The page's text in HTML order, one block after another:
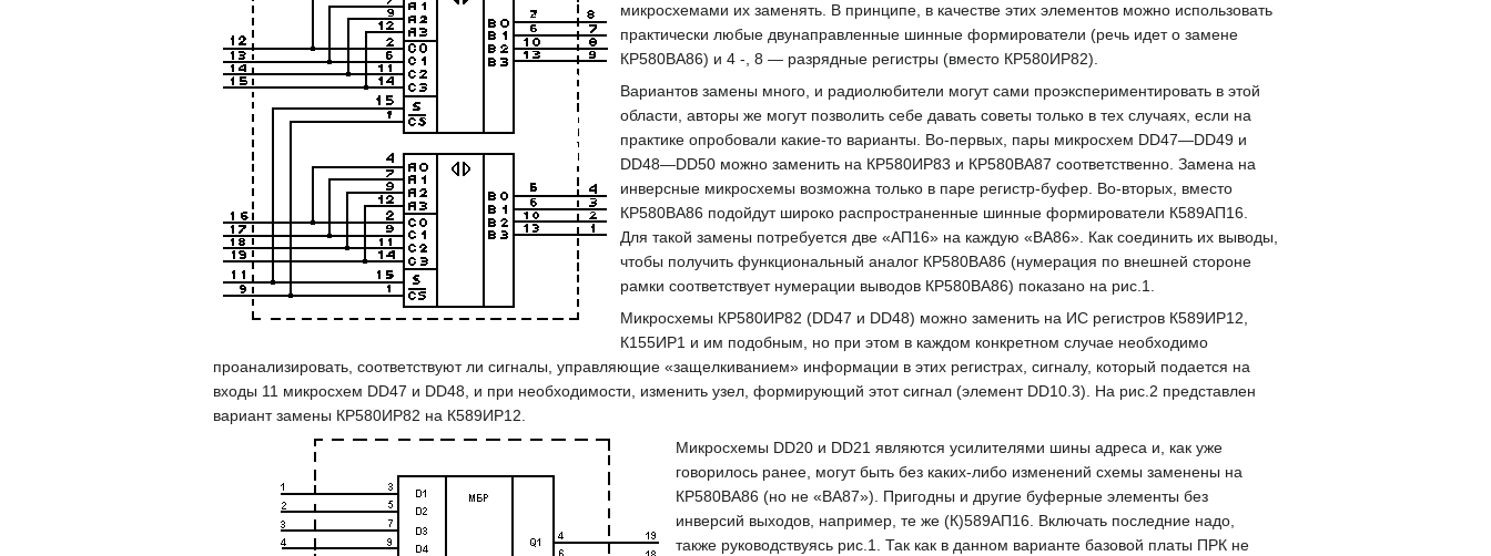
микросхемами их заменять. В принципе, в качестве этих элементов можно использовать
практически любые двунаправленные шинные формирователи (речь идет о замене
КР580ВА86) и 4 -, 8 — разрядные регистры (вместо КР580ИР82).
Вариантов замены много, и радиолюбители могут сами проэкспериментировать в этой
области, авторы же могут позволить себе давать советы только в тех случаях, если на
практике опробовали какие-то варианты. Во-первых, пары микросхем DD47—DD49 и
DD48—DD50 можно заменить на КР580ИР83 и КР580ВА87 соответственно. Замена на
инверсные микросхемы возможна только в паре регистр-буфер. Во-вторых, вместо
КР580ВА86 подойдут широко распространенные шинные формирователи К589АП16.
Для такой замены потребуется две «АП16» на каждую «ВА86». Как соединить их выводы,
чтобы получить функциональный аналог КР580ВА86 (нумерация по внешней стороне
рамки соответствует нумерации выводов КР580ВА86) показано на рис.1.
Микросхемы КР580ИР82 (DD47 и DD48) можно заменить на ИС регистров К589ИР12,
К155ИР1 и им подобным, но при этом в каждом конкретном случае необходимо
проанализировать, соответствуют ли сигналы, управляющие «защелкиванием» информации в этих регистрах, сигналу, который подается на
входы 11 микросхем DD47 и DD48, и при необходимости, изменить узел, формирующий этот сигнал (элемент DD10.3). На рис.2 представлен
вариант замены КР580ИР82 на К589ИР12.
Микросхемы DD20 и DD21 являются усилителями шины адреса и, как уже
говорилось ранее, могут быть без каких-либо изменений схемы заменены на
КР580ВА86 (но не «ВА87»). Пригодны и другие буферные элементы без
инверсий выходов, например, те же (К)589АП16. Включать последние надо,
также руководствуясь рис.1. Так как в данном варианте базовой платы ПРК не